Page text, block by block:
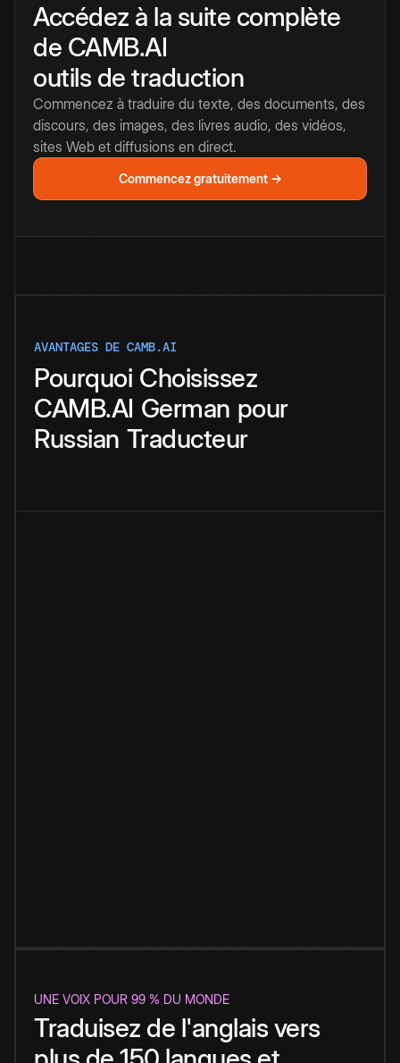
Accédez à la suite complète
de CAMB.AI
outils de traduction
Commencez à traduire du texte, des documents, des
discours, des images, des livres audio, des vidéos,
sites Web et diffusions en direct.
Commencez gratuitement →
AVANTAGES DE CAMB.AI
Pourquoi Choisissez
CAMB.AI German pour
Russian Traducteur
UNE VOIX POUR 99 % DU MONDE
Traduisez de l'anglais vers